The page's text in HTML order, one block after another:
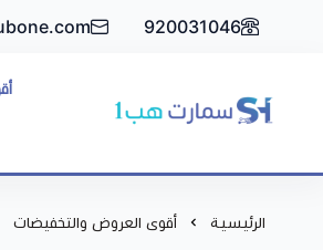
920031046
سمارت هبSmart Hub1
الرئيسية أقوى العروض والتخفيضات